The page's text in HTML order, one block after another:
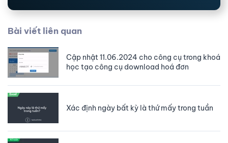
Bài viết liên quan
Cập nhật 11.06.2024 cho công cụ trong khoá
học tạo công cụ download hoá đơn
Xác định ngày bất kỳ là thứ mấy trong tuần